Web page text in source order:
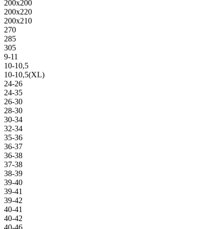
200х200
200х220
200х210
270
285
305
9-11
10-10,5
10-10,5(XL)
24-26
24-35
26-30
28-30
30-34
32-34
35-36
36-37
36-38
37-38
38-39
39-40
39-41
39-42
40-41
40-42
40-46